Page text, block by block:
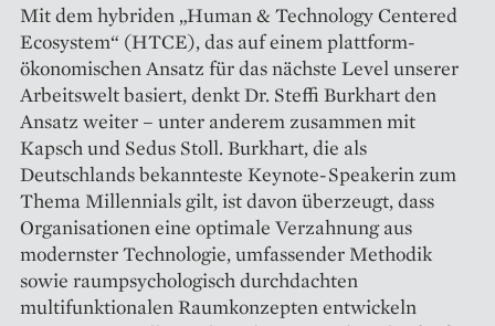
Mit dem hybriden „Human & Technology Centered
Ecosystem“ (HTCE), das auf einem plattform­
ökonomischen Ansatz für das nächste Level unserer
Arbeitswelt basiert, denkt Dr. Steffi Burkhart den
Ansatz weiter – unter anderem zusammen mit
Kapsch und Sedus Stoll. Burkhart, die als
Deutschlands bekannteste Keynote-Speakerin zum
Thema Millennials gilt, ist davon überzeugt, dass
Organisationen eine optimale Verzahnung aus
modernster Technologie, umfassender Methodik
sowie raumpsychologisch durchdachten
multifunktionalen Raumkonzepten entwickeln